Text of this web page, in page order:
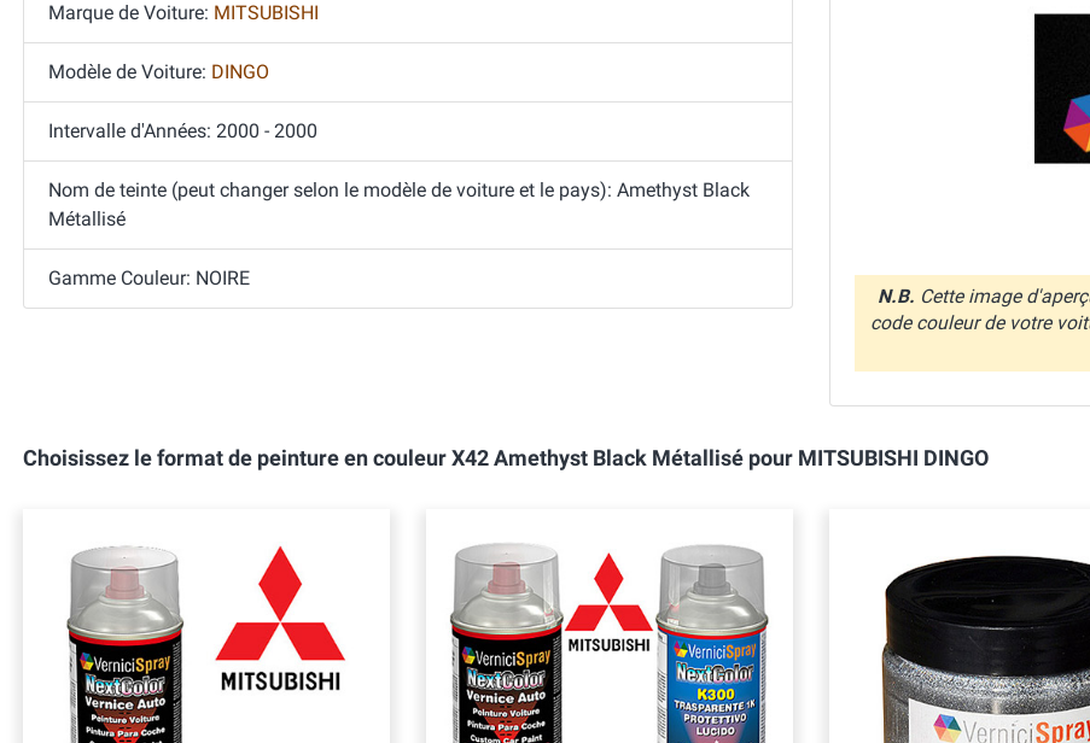
Marque de Voiture: MITSUBISHI
Modèle de Voiture: DINGO
Intervalle d'Années: 2000 - 2000
Nom de teinte (peut changer selon le modèle de voiture et le pays): Amethyst Black
Métallisé
Gamme Couleur: NOIRE
N.B. Cette image
code couleur de votre
Choisissez le format de peinture en couleur X42 Amethyst Black Métallisé pour MITSUBISHI DINGO